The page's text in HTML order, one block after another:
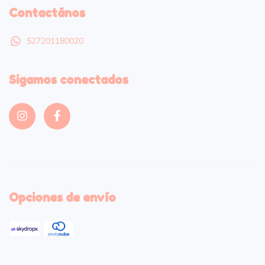
Contactános
527201180020
Sigamos conectados
Opciones de envío